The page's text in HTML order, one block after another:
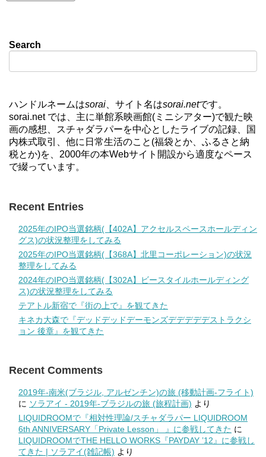
Search
ハンドルネームはsorai 、サイト名はsorai.netです。
sorai.net では、主に単館系映画館(ミニシアター)で観た映
画の感想、スチャダラパーを中心としたライブの記録、国
内株式取引、他に日常生活のこと(福袋とか、ふるさと納
税とか)を、2000年の本Webサイト開設から適度なペース
で綴っています。
Recent Entries
2025年のIPO当選銘柄(【402A】アクセルスペースホールディン
グス)の状況整理をしてみる
2025年のIPO当選銘柄(【368A】北里コーポレーション)の状況
整理をしてみる
2024年のIPO当選銘柄(【302A】ビースタイルホールディング
ス)の状況整理をしてみる
テアトル新宿で『街の上で』を観てきた
キネカ大森で『デッドデッドデーモンズデデデデデストラクシ
ョン 後章』を観てきた
Recent Comments
2019年-南米(ブラジル, アルゼンチン)の旅 (移動計画-フライト)
に ソラアイ - 2019年-ブラジルの旅 (旅程計画) より
LIQUIDROOMで『相対性理論/スチャダラパー LIQUIDROOM
6th ANNIVERSARY「Private Lesson」 』に参戦してきた に
LIQUIDROOMでTHE HELLO WORKS『PAYDAY ’12』に参戦し
てきた | ソラアイ(雑記帳) より